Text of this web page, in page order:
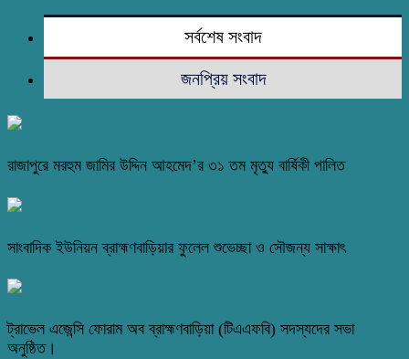
সর্বশেষ সংবাদ
জনপ্রিয় সংবাদ
রাজাপুরে মরহুম জামির উদ্দিন আহমেদ’র ৩১ তম মৃত্যু বার্ষিকী পালিত
সাংবাদিক ইউনিয়ন ব্রাহ্মণবাড়িয়ার ফুলেল শুভেচ্ছা ও সৌজন্য সাক্ষাৎ
ট্রাভেল এজেন্সি ফোরাম অব ব্রাহ্মণবাড়িয়া (টিএএফবি) সদস্যদের সভা
অনুষ্ঠিত।